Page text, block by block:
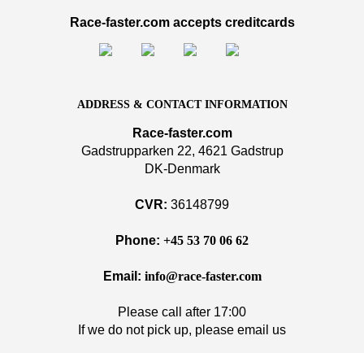
Race-faster.com accepts creditcards
ADDRESS & CONTACT INFORMATION
Race-faster.com
Gadstrupparken 22, 4621 Gadstrup
DK-Denmark
CVR: 36148799
Phone: +45 53 70 06 62
Email: info@race-faster.com
Please call after 17:00
If we do not pick up, please email us